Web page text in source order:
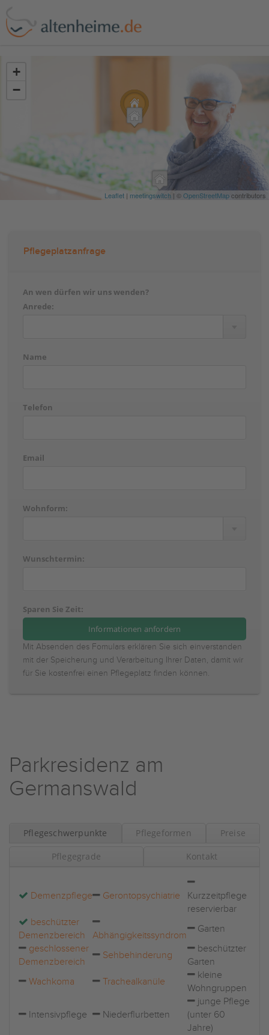
+
−
Leaflet | meetingswitch | ©OpenStreetMapcontributors
Pflegeplatzanfrage
An wen dürfen wir uns wenden?
Anrede:
Name
Telefon
Email
Wohnform:
Wunschtermin:
Sparen Sie Zeit:
Mit Absenden des Fomulars erklären Sie sich einverstanden
mit der Speicherung und Verarbeitung Ihrer Daten, damit wir
für Sie kostenfrei einen Pflegeplatz finden können.
Parkresidenz am
Germanswald
Pflegeschwerpunkte Pflegeformen Preise
Pflegegrade Kontakt
Demenzpflege Gerontopsychiatrie
Kurzzeitpflege
reservierbar
beschützter
Demenzbereich
Abhängigkeitssyndrom
Garten
geschlossener
Demenzbereich
Sehbehinderung
beschützter
Garten
Wachkoma
Trachealkanüle
kleine
Wohngruppen
Intensivpflege Niederflurbetten
junge Pflege
(unter 60
Jahre)